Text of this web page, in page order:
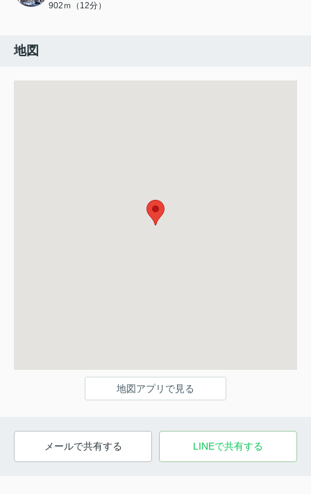
902ｍ（12分）
地図
地図アプリで見る
メールで共有する LINEで共有する